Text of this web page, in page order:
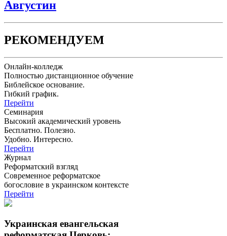
Августин
РЕКОМЕНДУЕМ
Онлайн-колледж
Полностью дистанционное обучение
Библейское основание.
Гибкий график.
Перейти
Семинария
Высокий академический уровень
Бесплатно. Полезно.
Удобно. Интересно.
Перейти
Журнал
Реформатский взгляд
Современное реформатское
богословие в украинском контексте
Перейти
Украинская евангельская